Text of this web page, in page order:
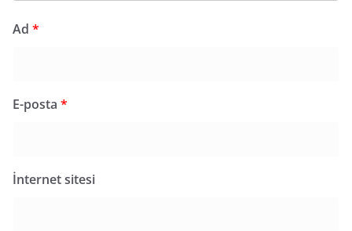
Ad *
E-posta *
İnternet sitesi